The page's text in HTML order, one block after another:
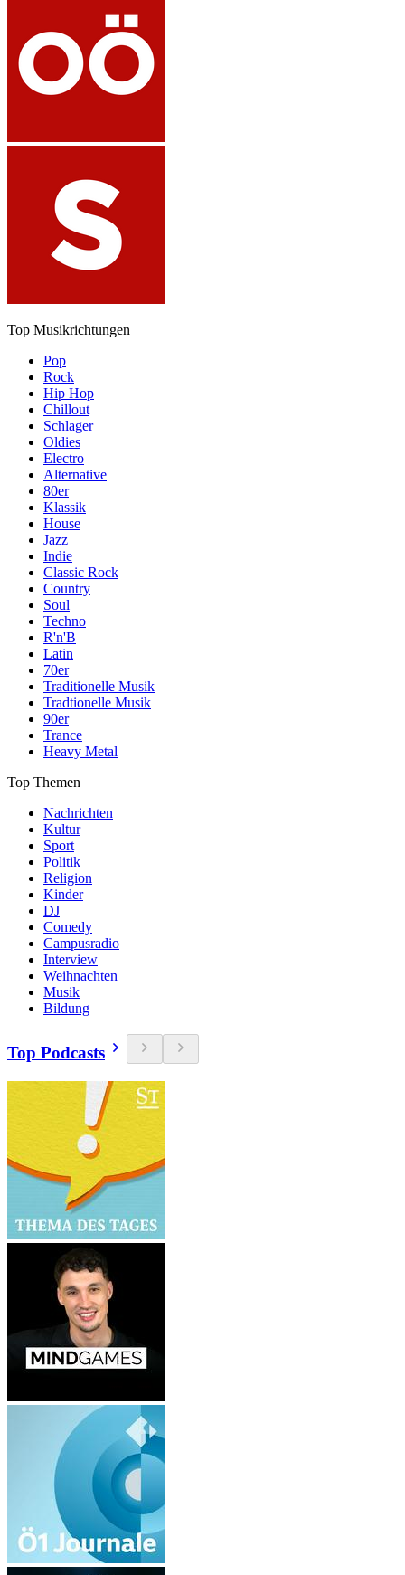
Top Musikrichtungen
Pop
Rock
Hip Hop
Chillout
Schlager
Oldies
Electro
Alternative
80er
Klassik
House
Jazz
Indie
Classic Rock
Country
Soul
Techno
R'n'B
Latin
70er
Traditionelle Musik
Tradtionelle Musik
90er
Trance
Heavy Metal
Top Themen
Nachrichten
Kultur
Sport
Politik
Religion
Kinder
DJ
Comedy
Campusradio
Interview
Weihnachten
Musik
Bildung
Top Podcasts